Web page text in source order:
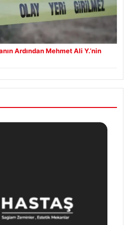
Ardından Mehmet Ali Y.’nin